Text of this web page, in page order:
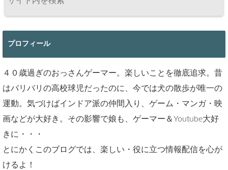
プロフィール
４０歳過ぎのおっさんゲーマー。楽しいことを徹底追求。昔
はバリバリの高校球児だったのに、今では犬の散歩が唯一の
運動。気づけばインドア派の仲間入り、ゲーム・マンガ・映
画などが大好き。その影響で娘も、ゲーマー＆Youtube大好
きに・・・
とにかくこのブログでは、楽しい・役に立つ情報配信を心が
けるよ！